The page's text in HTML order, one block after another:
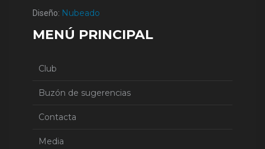
Diseño: Nubeado
MENÚ PRINCIPAL
Club
Buzón de sugerencias
Contacta
Media